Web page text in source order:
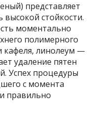
представляет
стойкости.
моментально
полимерного
кафеля, линолеум —
удаление пятен
Успех процедуры
с момента
правильно